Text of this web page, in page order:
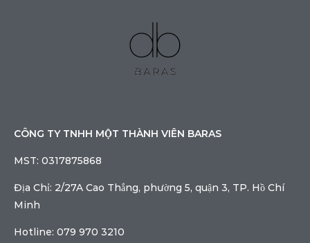
CÔNG TY TNHH MỘT THÀNH VIÊN BARAS
MST: 0317875868
Địa Chỉ: 2/27A Cao Thắng, phường 5, quận 3, TP. Hồ Chí
Minh
Hotline: 079 970 3210